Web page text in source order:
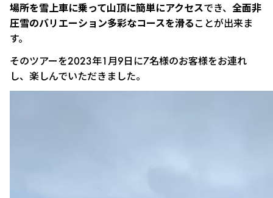
場所を雪上車に乗って山頂に簡単にアクセスでき、 全面非
圧雪のバリエーション多彩なコースを滑ることが出来ま
す。
そのツアーを2023年1月9日に7名様のお客様をお連れ
し、楽しんでいただきました。